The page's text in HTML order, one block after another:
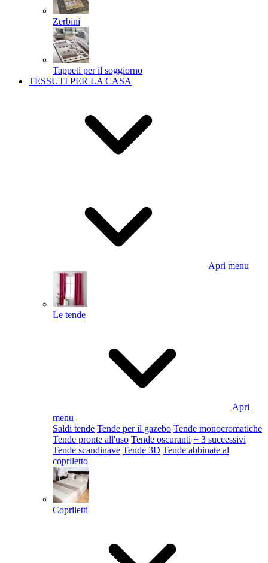
Zerbini
Tappeti per il soggiorno
TESSUTI PER LA CASA
Apri menu
Le tende
Apri
menu
Saldi tende Tende per il gazebo Tende monocromatiche
Tende pronte all'uso Tende oscuranti + 3 successivi
Tende scandinave Tende 3D Tende abbinate al
copriletto
Copriletti